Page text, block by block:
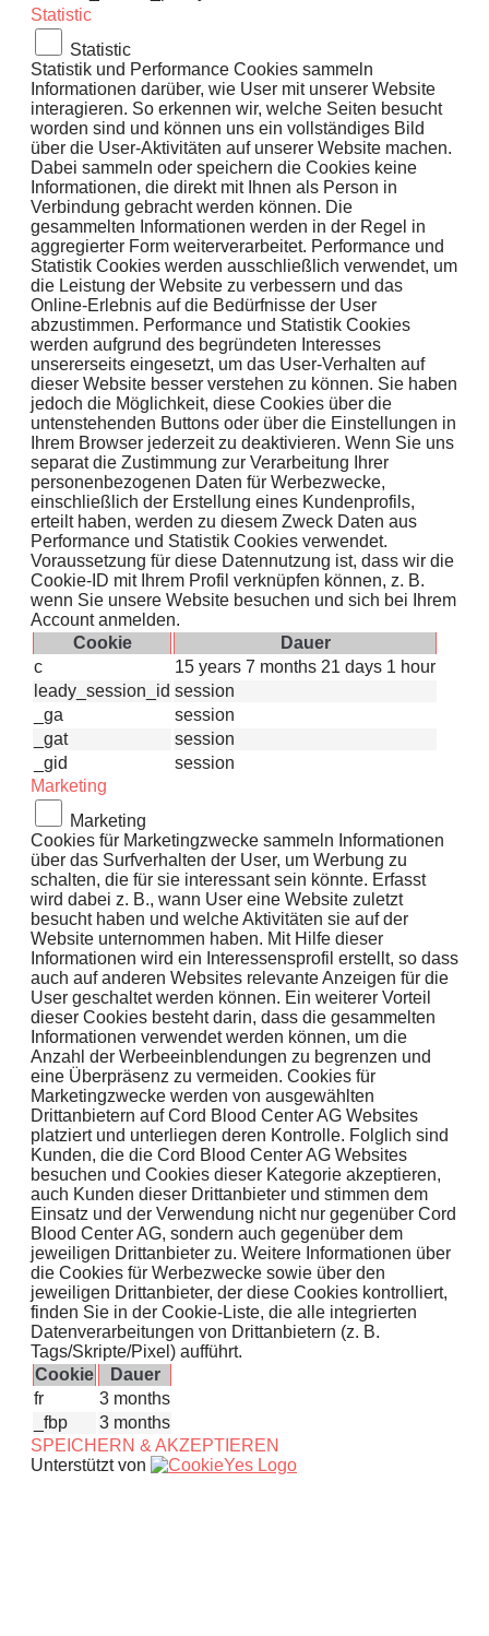
Statistic
Statistic
Statistik und Performance Cookies sammeln
Informationen darüber, wie User mit unserer Website
interagieren. So erkennen wir, welche Seiten besucht
worden sind und können uns ein vollständiges Bild
über die User-Aktivitäten auf unserer Website machen.
Dabei sammeln oder speichern die Cookies keine
Informationen, die direkt mit Ihnen als Person in
Verbindung gebracht werden können. Die
gesammelten Informationen werden in der Regel in
aggregierter Form weiterverarbeitet. Performance und
Statistik Cookies werden ausschließlich verwendet, um
die Leistung der Website zu verbessern und das
Online-Erlebnis auf die Bedürfnisse der User
abzustimmen. Performance und Statistik Cookies
werden aufgrund des begründeten Interesses
unsererseits eingesetzt, um das User-Verhalten auf
dieser Website besser verstehen zu können. Sie haben
jedoch die Möglichkeit, diese Cookies über die
untenstehenden Buttons oder über die Einstellungen in
Ihrem Browser jederzeit zu deaktivieren. Wenn Sie uns
separat die Zustimmung zur Verarbeitung Ihrer
personenbezogenen Daten für Werbezwecke,
einschließlich der Erstellung eines Kundenprofils,
erteilt haben, werden zu diesem Zweck Daten aus
Performance und Statistik Cookies verwendet.
Voraussetzung für diese Datennutzung ist, dass wir die
Cookie-ID mit Ihrem Profil verknüpfen können, z. B.
wenn Sie unsere Website besuchen und sich bei Ihrem
Account anmelden.
Cookie
Dauer
c
15 years 7 months 21 days 1 hour
leady_session_id session
_ga
session
_gat
session
_gid
session
Marketing
Marketing
Cookies für Marketingzwecke sammeln Informationen
über das Surfverhalten der User, um Werbung zu
schalten, die für sie interessant sein könnte. Erfasst
wird dabei z. B., wann User eine Website zuletzt
besucht haben und welche Aktivitäten sie auf der
Website unternommen haben. Mit Hilfe dieser
Informationen wird ein Interessensprofil erstellt, so dass
auch auf anderen Websites relevante Anzeigen für die
User geschaltet werden können. Ein weiterer Vorteil
dieser Cookies besteht darin, dass die gesammelten
Informationen verwendet werden können, um die
Anzahl der Werbeeinblendungen zu begrenzen und
eine Überpräsenz zu vermeiden. Cookies für
Marketingzwecke werden von ausgewählten
Drittanbietern auf Cord Blood Center AG Websites
platziert und unterliegen deren Kontrolle. Folglich sind
Kunden, die die Cord Blood Center AG Websites
besuchen und Cookies dieser Kategorie akzeptieren,
auch Kunden dieser Drittanbieter und stimmen dem
Einsatz und der Verwendung nicht nur gegenüber Cord
Blood Center AG, sondern auch gegenüber dem
jeweiligen Drittanbieter zu. Weitere Informationen über
die Cookies für Werbezwecke sowie über den
jeweiligen Drittanbieter, der diese Cookies kontrolliert,
finden Sie in der Cookie-Liste, die alle integrierten
Datenverarbeitungen von Drittanbietern (z. B.
Tags/Skripte/Pixel) aufführt.
Cookie
Dauer
fr
3 months
_fbp
3 months
SPEICHERN & AKZEPTIEREN
Unterstützt von